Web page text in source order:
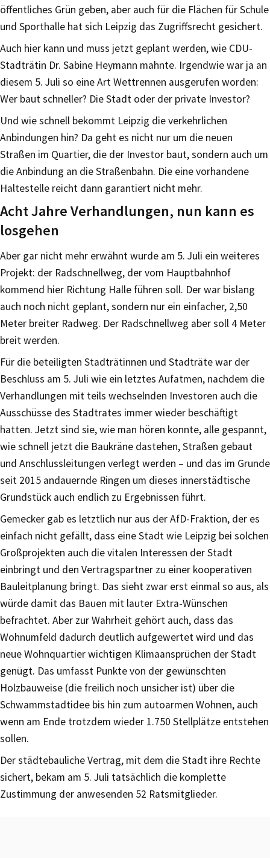
öffentliches Grün geben, aber auch für die Flächen für Schule
und Sporthalle hat sich Leipzig das Zugriffsrecht gesichert.
Auch hier kann und muss jetzt geplant werden, wie CDU-
Stadträtin Dr. Sabine Heymann mahnte. Irgendwie war ja an
diesem 5. Juli so eine Art Wettrennen ausgerufen worden:
Wer baut schneller? Die Stadt oder der private Investor?
Und wie schnell bekommt Leipzig die verkehrlichen
Anbindungen hin? Da geht es nicht nur um die neuen
Straßen im Quartier, die der Investor baut, sondern auch um
die Anbindung an die Straßenbahn. Die eine vorhandene
Haltestelle reicht dann garantiert nicht mehr.
Acht Jahre Verhandlungen, nun kann es
losgehen
Aber gar nicht mehr erwähnt wurde am 5. Juli ein weiteres
Projekt: der Radschnellweg, der vom Hauptbahnhof
kommend hier Richtung Halle führen soll. Der war bislang
auch noch nicht geplant, sondern nur ein einfacher, 2,50
Meter breiter Radweg. Der Radschnellweg aber soll 4 Meter
breit werden.
Für die beteiligten Stadträtinnen und Stadträte war der
Beschluss am 5. Juli wie ein letztes Aufatmen, nachdem die
Verhandlungen mit teils wechselnden Investoren auch die
Ausschüsse des Stadtrates immer wieder beschäftigt
hatten. Jetzt sind sie, wie man hören konnte, alle gespannt,
wie schnell jetzt die Baukräne dastehen, Straßen gebaut
und Anschlussleitungen verlegt werden – und das im Grunde
seit 2015 andauernde Ringen um dieses innerstädtische
Grundstück auch endlich zu Ergebnissen führt.
Gemecker gab es letztlich nur aus der AfD-Fraktion, der es
einfach nicht gefällt, dass eine Stadt wie Leipzig bei solchen
Großprojekten auch die vitalen Interessen der Stadt
einbringt und den Vertragspartner zu einer kooperativen
Bauleitplanung bringt. Das sieht zwar erst einmal so aus, als
würde damit das Bauen mit lauter Extra-Wünschen
befrachtet. Aber zur Wahrheit gehört auch, dass das
Wohnumfeld dadurch deutlich aufgewertet wird und das
neue Wohnquartier wichtigen Klimaansprüchen der Stadt
genügt. Das umfasst Punkte von der gewünschten
Holzbauweise (die freilich noch unsicher ist) über die
Schwammstadtidee bis hin zum autoarmen Wohnen, auch
wenn am Ende trotzdem wieder 1.750 Stellplätze entstehen
sollen.
Der städtebauliche Vertrag, mit dem die Stadt ihre Rechte
sichert, bekam am 5. Juli tatsächlich die komplette
Zustimmung der anwesenden 52 Ratsmitglieder.